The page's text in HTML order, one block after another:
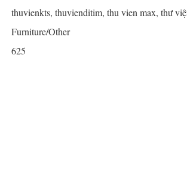
thuvienkts, thuvienditim, thu vien max, thư
Furniture/Other
625